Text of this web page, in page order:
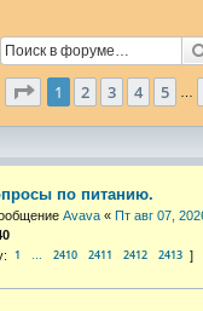
Страница из 297
1 2 3 4 5
по питанию.
Avava « Пт авг 07,
1 … 2410 2411 2412 2413